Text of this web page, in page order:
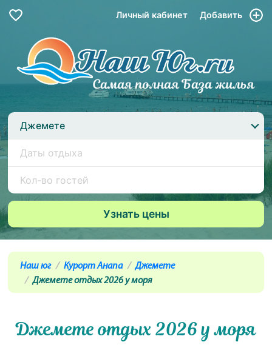
Личный кабинет Добавить
Джемете
Наш юг Курорт Анапа
Джемете
Джемете отдых 2026 у моря
Джемете отдых 2026 у моря